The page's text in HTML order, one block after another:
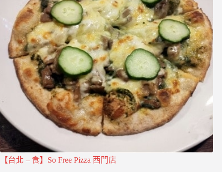
【台北 – 食】So Free Pizza 西門店